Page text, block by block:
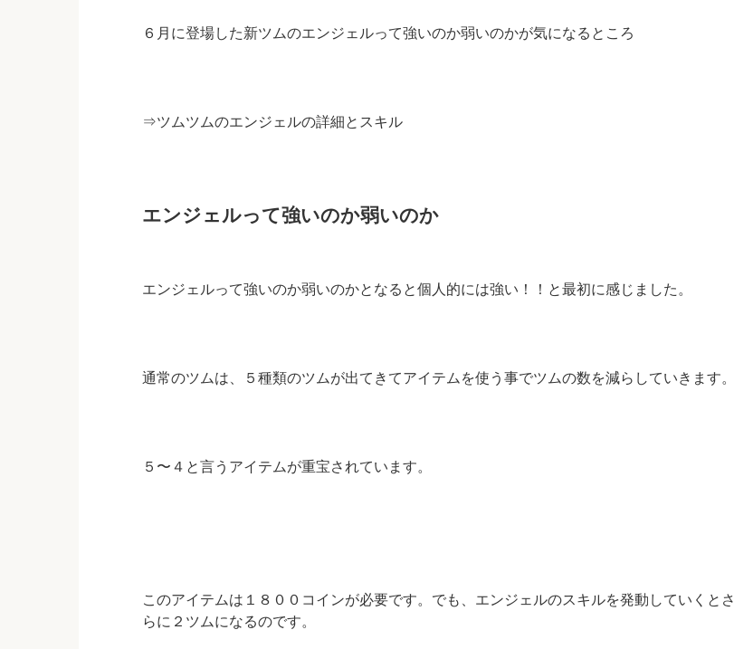
６月に登場した新ツムのエンジェルって強いのか弱いのかが気になるところ
⇒ツムツムのエンジェルの詳細とスキル
エンジェルって強いのか弱いのか
エンジェルって強いのか弱いのかとなると個人的には強い！！と最初に感じました。
通常のツムは、５種類のツムが出てきてアイテムを使う事でツムの数を減らしていきます。
５〜４と言うアイテムが重宝されています。
このアイテムは１８００コインが必要です。でも、エンジェルのスキルを発動していくとさ
らに２ツムになるのです。